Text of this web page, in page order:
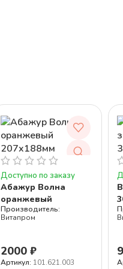
Абажур Волна
оранжевый
207×188мм
Витапром
Доступно по заказу
2000 ₽
Артикул: 101.621.003